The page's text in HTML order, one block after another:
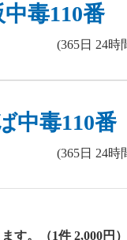
中毒110番
(365日 24時
中毒110番
(365日 24時
。（1件 2,000円）